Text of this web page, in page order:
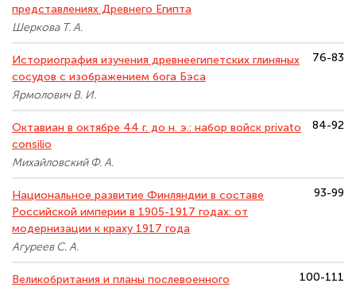
представлениях Древнего Египта
Шеркова Т. А.
Историография изучения древнеегипетских глиняных
сосудов с изображением бога Бэса
Ярмолович В. И.
76-83
Октавиан в октябре 44 г. до н. э.: набор войск privato
consilio
Михайловский Ф. А.
84-92
Национальное развитие Финляндии в составе
Российской империи в 1905-1917 годах: от
модернизации к краху 1917 года
Агуреев С. А.
93-99
Великобритания и планы послевоенного
100-111